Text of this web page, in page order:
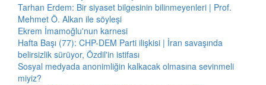
Tarhan Erdem: Bir siyaset bilgesinin bilinmeyenleri | Prof.
Mehmet Ö. Alkan ile söyleşi
Ekrem İmamoğlu'nun karnesi
Hafta Başı (77): CHP-DEM Parti ilişkisi | İran savaşında
belirsizlik sürüyor, Özdil'in istifası
Sosyal medyada anonimliğin kalkacak olmasına sevinmeli
miyiz?